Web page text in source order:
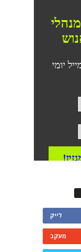
לייק
מעקב